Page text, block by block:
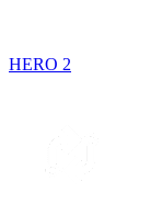
HERO 2